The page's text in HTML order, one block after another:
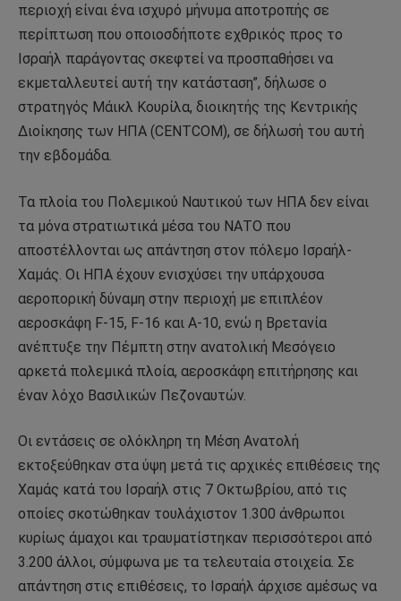
περιοχή είναι ένα ισχυρό μήνυμα αποτροπής σε
περίπτωση που οποιοσδήποτε εχθρικός προς το
Ισραήλ παράγοντας σκεφτεί να προσπαθήσει να
εκμεταλλευτεί αυτή την κατάσταση”, δήλωσε ο
στρατηγός Μάικλ Κουρίλα, διοικητής της Κεντρικής
Διοίκησης των ΗΠΑ (CENTCOM), σε δήλωσή του αυτή
την εβδομάδα.
Τα πλοία του Πολεμικού Ναυτικού των ΗΠΑ δεν είναι
τα μόνα στρατιωτικά μέσα του ΝΑΤΟ που
αποστέλλονται ως απάντηση στον πόλεμο Ισραήλ-
Χαμάς. Οι ΗΠΑ έχουν ενισχύσει την υπάρχουσα
αεροπορική δύναμη στην περιοχή με επιπλέον
αεροσκάφη F-15, F-16 και A-10, ενώ η Βρετανία
ανέπτυξε την Πέμπτη στην ανατολική Μεσόγειο
αρκετά πολεμικά πλοία, αεροσκάφη επιτήρησης και
έναν λόχο Βασιλικών Πεζοναυτών.
Οι εντάσεις σε ολόκληρη τη Μέση Ανατολή
εκτοξεύθηκαν στα ύψη μετά τις αρχικές επιθέσεις της
Χαμάς κατά του Ισραήλ στις 7 Οκτωβρίου, από τις
οποίες σκοτώθηκαν τουλάχιστον 1.300 άνθρωποι
κυρίως άμαχοι και τραυματίστηκαν περισσότεροι από
3.200 άλλοι, σύμφωνα με τα τελευταία στοιχεία. Σε
απάντηση στις επιθέσεις, το Ισραήλ άρχισε αμέσως να